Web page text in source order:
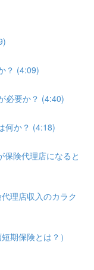
？ (4:09)
必要か？ (4:40)
何か？ (4:18)
険代理店になると
理店収入のカラク
期保険とは？）